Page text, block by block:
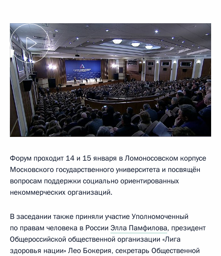
Форум проходит 14 и 15 января в Ломоносовском корпусе
Московского государственного университета и посвящён
вопросам поддержки социально ориентированных
некоммерческих организаций.
В заседании также приняли участие Уполномоченный
по правам человека в России Элла Памфилова, президент
Общероссийской общественной организации «Лига
здоровья нации» Лео Бокерия, секретарь Общественной